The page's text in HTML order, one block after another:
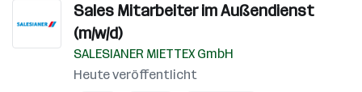
Sales Mitarbeiter im Außendienst
(m/w/d)
SALESIANER MIETTEX GmbH
Heute veröffentlicht